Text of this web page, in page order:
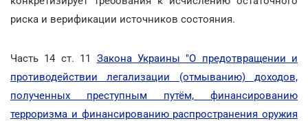
риска и верификации источников состояния.
Часть 14 ст. 11 Закона Украины "О предотвращении и
противодействии легализации (отмыванию) доходов,
полученных преступным путём, финансированию
терроризма и финансированию распространения оружия